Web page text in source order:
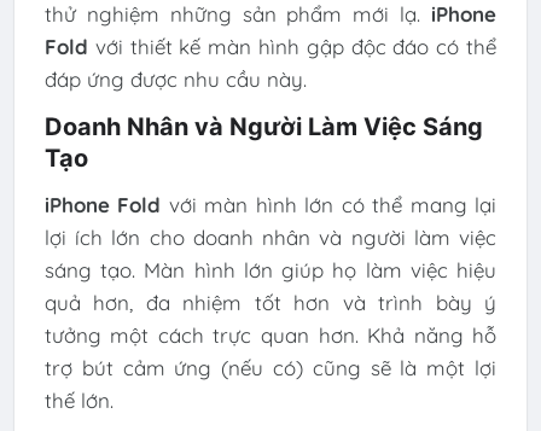
thử nghiệm những sản phẩm mới lạ. iPhone
Fold với thiết kế màn hình gập độc đáo có thể
đáp ứng được nhu cầu này.
Doanh Nhân và Người Làm Việc Sáng
Tạo
iPhone Fold với màn hình lớn có thể mang lại
lợi ích lớn cho doanh nhân và người làm việc
sáng tạo. Màn hình lớn giúp họ làm việc hiệu
quả hơn, đa nhiệm tốt hơn và trình bày ý
tưởng một cách trực quan hơn. Khả năng hỗ
trợ bút cảm ứng (nếu có) cũng sẽ là một lợi
thế lớn.